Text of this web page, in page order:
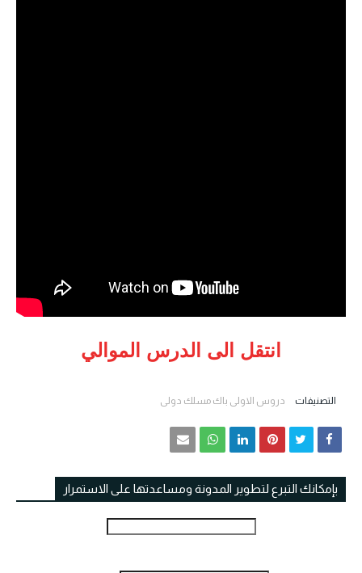
انتقل الى الدرس الموالي
التصنيفات دروس الاولى باك مسلك دولي
بإمكانك التبرع لتطوير المدونة ومساعدتها على الاستمرار